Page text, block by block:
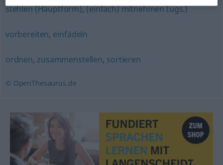
stehlen (Hauptform),(einfach) mitnehmen (ugs.)
vorbereiten, einfädeln
ordnen, zusammenstellen, sortieren
© OpenThesaurus.de